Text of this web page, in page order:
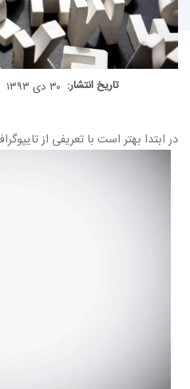
تاریخ انتشار: ۳۰ دی ۱۳۹۳
در ابتدا بهتر است با تعریفی از